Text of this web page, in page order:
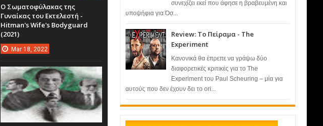
συνεχίζει εκεί που άφησε η βραβευμένη και
υποψήφια για Όσ...
Review: Το Πείραμα - The
Experiment
Κανονικά θα έπρεπε να γράψω δύο
διαφορετικές κριτικές για το The
Experiment του Paul Scheuring – μία για
αυτούς που δεν έχουν δει το ori...
Ο Σωματοφύλακας της
Γυναίκας του Εκτελεστή -
Hitman's Wife's Bodyguard
(2021)
Mar 18, 2022